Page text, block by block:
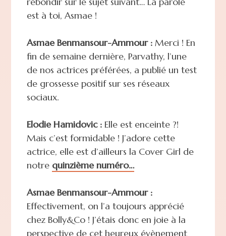
est à toi, Asmae !
Asmae Benmansour-Ammour :Merci ! En
fin de semaine dernière, Parvathy, l’une
de nos actrices préférées, a publié un test
de grossesse positif sur ses réseaux
sociaux.
Elodie Hamidovic :Elle est enceinte ?!
Mais c’est formidable ! J’adore cette
actrice, elle est d’ailleurs la Cover Girl de
notre quinzième numéro…
Asmae Benmansour-Ammour :
Effectivement, on l’a toujours apprécié
chez Bolly&Co ! J’étais donc en joie à la
perspective de cet heureux évènement